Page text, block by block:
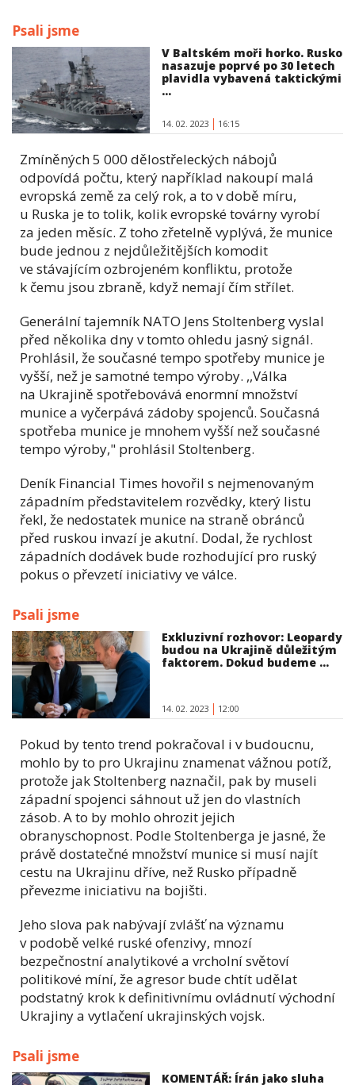
Psali jsme
V Baltském moři horko. Rusko
nasazuje poprvé po 30 letech
plavidla vybavená taktickými
...
14. 02. 2023 16:15
Zmíněných 5 000 dělostřeleckých nábojů
odpovídá počtu, který například nakoupí malá
evropská země za celý rok, a to v době míru,
u Ruska je to tolik, kolik evropské továrny vyrobí
za jeden měsíc. Z toho zřetelně vyplývá, že munice
bude jednou z nejdůležitějších komodit
ve stávajícím ozbrojeném konfliktu, protože
k čemu jsou zbraně, když nemají čím střílet.
Generální tajemník NATO Jens Stoltenberg vyslal
před několika dny v tomto ohledu jasný signál.
Prohlásil, že současné tempo spotřeby munice je
vyšší, než je samotné tempo výroby. ,,Válka
na Ukrajině spotřebovává enormní množství
munice a vyčerpává zádoby spojenců. Současná
spotřeba munice je mnohem vyšší než současné
tempo výroby," prohlásil Stoltenberg.
Deník Financial Times hovořil s nejmenovaným
západním představitelem rozvědky, který listu
řekl, že nedostatek munice na straně obránců
před ruskou invazí je akutní. Dodal, že rychlost
západních dodávek bude rozhodující pro ruský
pokus o převzetí iniciativy ve válce.
Psali jsme
Exkluzivní rozhovor: Leopardy
budou na Ukrajině důležitým
faktorem. Dokud budeme ...
14. 02. 2023 12:00
Pokud by tento trend pokračoval i v budoucnu,
mohlo by to pro Ukrajinu znamenat vážnou potíž,
protože jak Stoltenberg naznačil, pak by museli
západní spojenci sáhnout už jen do vlastních
zásob. A to by mohlo ohrozit jejich
obranyschopnost. Podle Stoltenberga je jasné, že
právě dostatečné množství munice si musí najít
cestu na Ukrajinu dříve, než Rusko případně
převezme iniciativu na bojišti.
Jeho slova pak nabývají zvlášť na významu
v podobě velké ruské ofenzivy, mnozí
bezpečnostní analytikové a vrcholní světoví
politikové míní, že agresor bude chtít udělat
podstatný krok k definitivnímu ovládnutí východní
Ukrajiny a vytlačení ukrajinských vojsk.
Psali jsme
KOMENTÁŘ: Írán jako sluha